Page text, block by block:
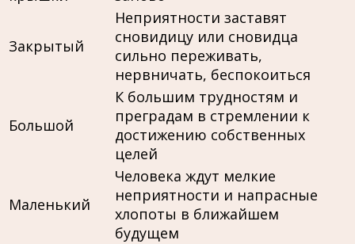
Закрытый
Неприятности заставят
сновидицу или сновидца
сильно переживать,
нервничать, беспокоиться
Большой
К большим трудностям и
преградам в стремлении к
достижению собственных
целей
Маленький
Человека ждут мелкие
неприятности и напрасные
хлопоты в ближайшем
будущем